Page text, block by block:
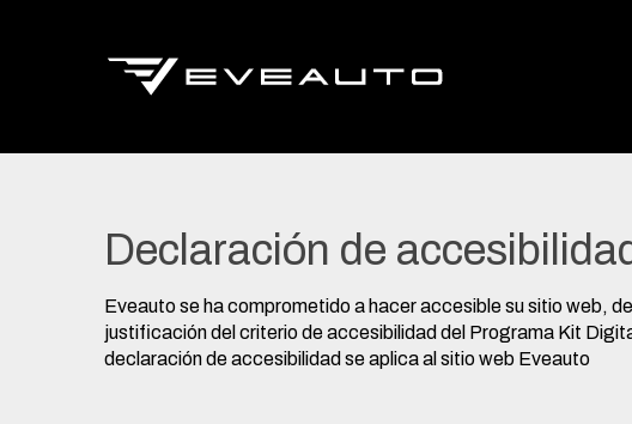
Declaración de
Eveauto se ha comprometido a hacer accesible su sitio web,
justificación del criterio de accesibilidad del Programa Kit
declaración de accesibilidad se aplica al sitio web Eveauto